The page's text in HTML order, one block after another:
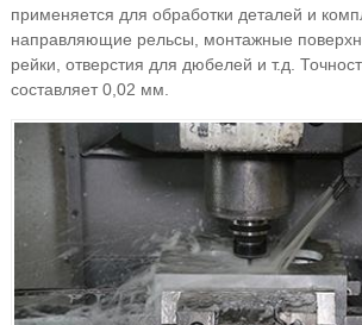
применяется для обработки деталей и
направляющие рельсы, монтажные
рейки, отверстия для дюбелей и т.д.
составляет 0,02 мм.